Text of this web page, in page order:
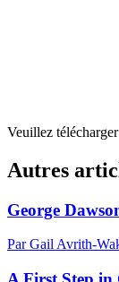
Veuillez
Autres
George
Par Gail Avrith-